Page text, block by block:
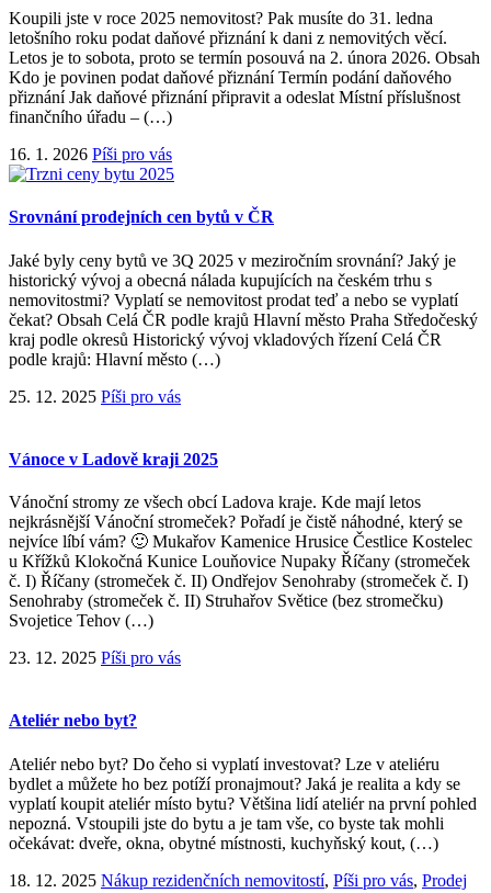
Koupili jste v roce 2025 nemovitost? Pak musíte do 31. ledna
letošního roku podat daňové přiznání k dani z nemovitých věcí.
Letos je to sobota, proto se termín posouvá na 2. února 2026. Obsah
Kdo je povinen podat daňové přiznání Termín podání daňového
přiznání Jak daňové přiznání připravit a odeslat Místní příslušnost
finančního úřadu – (…)
16. 1. 2026 Píši pro vás
Srovnání prodejních cen bytů v ČR
Jaké byly ceny bytů ve 3Q 2025 v meziročním srovnání? Jaký je
historický vývoj a obecná nálada kupujících na českém trhu s
nemovitostmi? Vyplatí se nemovitost prodat teď a nebo se vyplatí
čekat? Obsah Celá ČR podle krajů Hlavní město Praha Středočeský
kraj podle okresů Historický vývoj vkladových řízení Celá ČR
podle krajů: Hlavní město (…)
25. 12. 2025 Píši pro vás
Vánoce v Ladově kraji 2025
Vánoční stromy ze všech obcí Ladova kraje. Kde mají letos
nejkrásnější Vánoční stromeček? Pořadí je čistě náhodné, který se
nejvíce líbí vám? 🙂 Mukařov Kamenice Hrusice Čestlice Kostelec
u Křížků Klokočná Kunice Louňovice Nupaky Říčany (stromeček
č. I) Říčany (stromeček č. II) Ondřejov Senohraby (stromeček č. I)
Senohraby (stromeček č. II) Struhařov Světice (bez stromečku)
Svojetice Tehov (…)
23. 12. 2025 Píši pro vás
Ateliér nebo byt?
Ateliér nebo byt? Do čeho si vyplatí investovat? Lze v ateliéru
bydlet a můžete ho bez potíží pronajmout? Jaká je realita a kdy se
vyplatí koupit ateliér místo bytu? Většina lidí ateliér na první pohled
nepozná. Vstoupili jste do bytu a je tam vše, co byste tak mohli
očekávat: dveře, okna, obytné místnosti, kuchyňský kout, (…)
18. 12. 2025 Nákup rezidenčních nemovitostí, Píši pro vás, Prodej